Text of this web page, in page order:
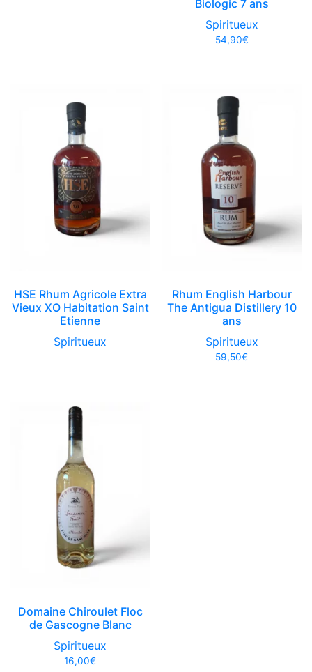
Biologic 7 ans
Spiritueux
54,90€
HSE Rhum Agricole Extra
Vieux XO Habitation Saint
Etienne
Spiritueux
Rhum English Harbour
The Antigua Distillery 10
ans
Spiritueux
59,50€
Domaine Chiroulet Floc
de Gascogne Blanc
Spiritueux
16,00€